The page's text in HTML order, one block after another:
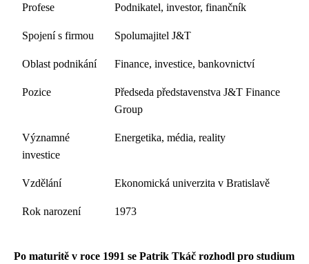
Profese Podnikatel, investor, finančník
Spojení s firmou Spolumajitel J&T
Oblast podnikání Finance, investice, bankovnictví
Pozice
Předseda představenstva J&T Finance
Group
Významné
investice
Energetika, média, reality
Vzdělání Ekonomická univerzita v Bratislavě
Rok narození 1973
Po maturitě v roce 1991 se Patrik Tkáč rozhodl pro studium